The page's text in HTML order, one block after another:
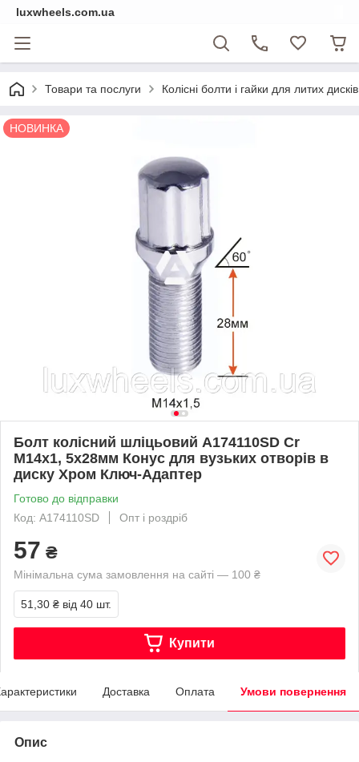
luxwheels.com.ua
Товари та послуги Колісні болти і гайки для литих
НОВИНКА
Болт колісний шліцьовий A174110SD Cr
М14х1, 5х28мм Конус для вузьких отворів в
диску Хром Ключ-Адаптер
Готово до відправки
Код: A174110SD
Опт і роздріб
57 ₴
Мінімальна сума замовлення на сайті — 100 ₴
51,30 ₴ від 40 шт.
Купити
Доставка Оплата Умови повернення
Опис